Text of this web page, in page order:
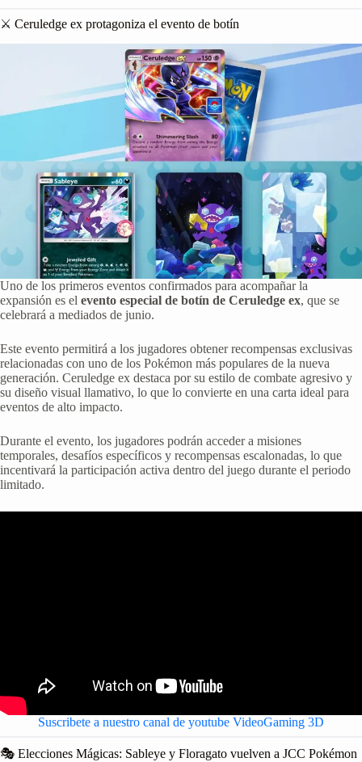
⚔️ Ceruledge ex protagoniza el evento de botín
Uno de los primeros eventos confirmados para acompañar la
expansión es el evento especial de botín de Ceruledge ex, que se
celebrará a mediados de junio.
Este evento permitirá a los jugadores obtener recompensas exclusivas
relacionadas con uno de los Pokémon más populares de la nueva
generación. Ceruledge ex destaca por su estilo de combate agresivo y
su diseño visual llamativo, lo que lo convierte en una carta ideal para
eventos de alto impacto.
Durante el evento, los jugadores podrán acceder a misiones
temporales, desafíos específicos y recompensas escalonadas, lo que
incentivará la participación activa dentro del juego durante el periodo
limitado.
Suscribete a nuestro canal de youtube VideoGaming 3D
🎭 Elecciones Mágicas: Sableye y Floragato vuelven a JCC Pokémon